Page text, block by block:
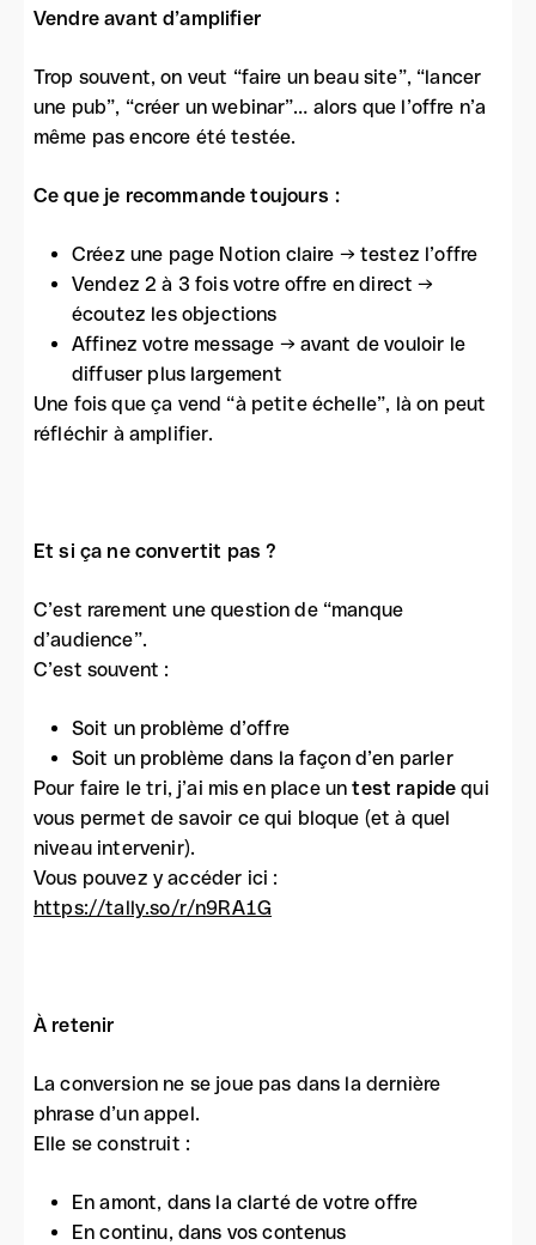
Vendre avant d’amplifier
Trop souvent, on veut “faire un beau site”, “lancer
une pub”, “créer un webinar”… alors que l’offre n’a
même pas encore été testée.
Ce que je recommande toujours :
Créez une page Notion claire → testez l’offre
Vendez 2 à 3 fois votre offre en direct →
écoutez les objections
Affinez votre message → avant de vouloir le
diffuser plus largement
Une fois que ça vend “à petite échelle”, là on peut
réfléchir à amplifier.
Et si ça ne convertit pas ?
C’est rarement une question de “manque
d’audience”.
C’est souvent :
Soit un problème d’offre
Soit un problème dans la façon d’en parler
Pour faire le tri, j’ai mis en place untest rapide qui
vous permet de savoir ce qui bloque (et à quel
niveau intervenir).
Vous pouvez y accéder ici :
https://tally.so/r/n9RA1G
À retenir
La conversion ne se joue pas dans la dernière
phrase d’un appel.
Elle se construit :
En amont, dans la clarté de votre offre
En continu, dans vos contenus